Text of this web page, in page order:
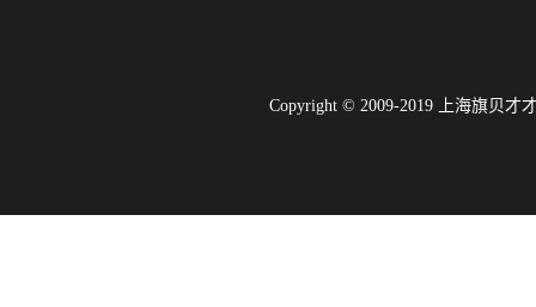
Copyright © 2009-2019 上海旗贝